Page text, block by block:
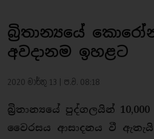
බ්‍රිතාන්‍යයේ
අවදානම ඉහළට
2020 මාර්තු 13 | ප.ව. 08:18
බ්‍රිතාන්‍යයේ පුද්ගලයින්
වෛරසය ආසාදනය වී